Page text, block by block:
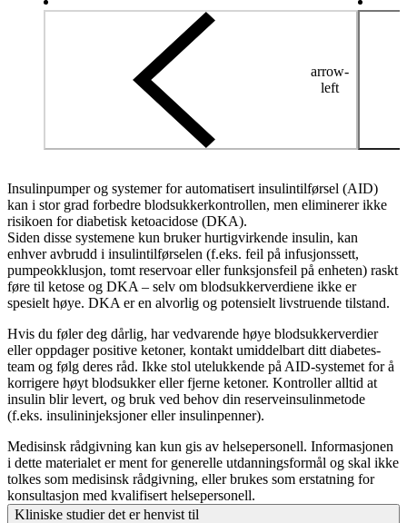
arrow-
left
Insulinpumper og systemer for automatisert insulintilførsel (AID)
kan i stor grad forbedre blodsukkerkontrollen, men eliminerer ikke
risikoen for diabetisk ketoacidose (DKA).
Siden disse systemene kun bruker hurtigvirkende insulin, kan
enhver avbrudd i insulintilførselen (f.eks. feil på infusjonssett,
pumpeokklusjon, tomt reservoar eller funksjonsfeil på enheten) raskt
føre til ketose og DKA – selv om blodsukkerverdiene ikke er
spesielt høye. DKA er en alvorlig og potensielt livstruende tilstand.
Hvis du føler deg dårlig, har vedvarende høye blodsukkerverdier
eller oppdager positive ketoner, kontakt umiddelbart ditt diabetes-
team og følg deres råd. Ikke stol utelukkende på AID-systemet for å
korrigere høyt blodsukker eller fjerne ketoner. Kontroller alltid at
insulin blir levert, og bruk ved behov din reserveinsulinmetode
(f.eks. insulininjeksjoner eller insulinpenner).
Medisinsk rådgivning kan kun gis av helsepersonell. Informasjonen
i dette materialet er ment for generelle utdanningsformål og skal ikke
tolkes som medisinsk rådgivning, eller brukes som erstatning for
konsultasjon med kvalifisert helsepersonell.
Kliniske studier det er henvist til